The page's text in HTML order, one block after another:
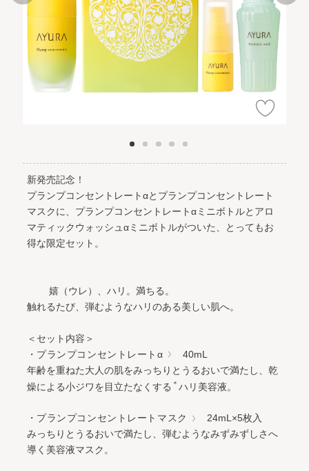
新発売記念！
プランプコンセントレートαとプランプコンセントレート
マスクに、プランプコンセントレートαミニボトルとアロ
マティックウォッシュαミニボトルがついた、とってもお
得な限定セット。
嬉（ウレ）、ハリ。満ちる。
触れるたび、弾むようなハリのある美しい肌へ。
＜セット内容＞
・プランプコンセントレートα
40mL
年齢を重ねた大人の肌をみっちりとうるおいで満たし、乾
燥による小ジワを目立たなくする ＊ ハリ美容液。
・プランプコンセントレートマスク
24mL×5枚入
みっちりとうるおいで満たし、弾むようなみずみずしさへ
導く美容液マスク。